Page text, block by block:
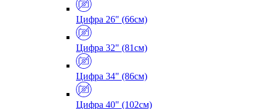
Цифра 26" (66см)
Цифра 32" (81см)
Цифра 34" (86см)
Цифра 40" (102см)